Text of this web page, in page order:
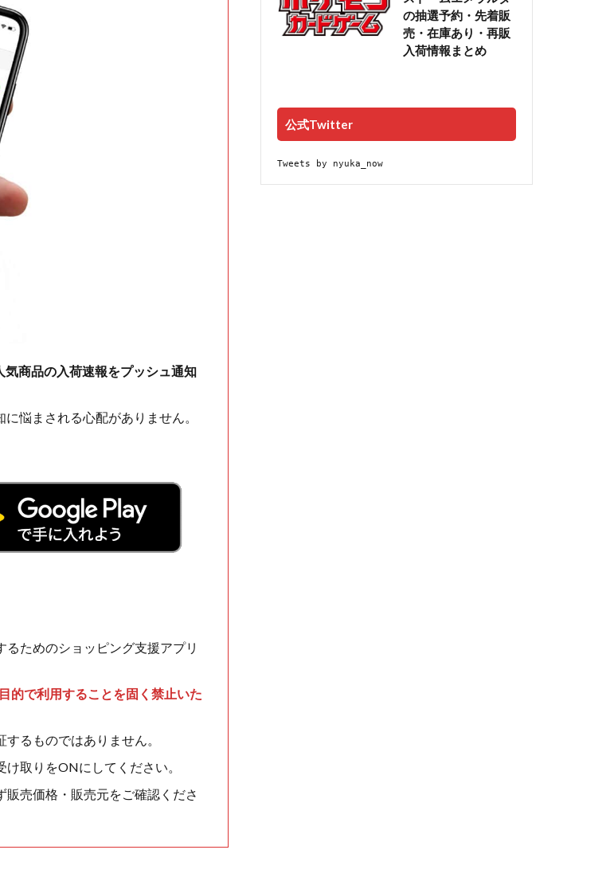
気商品の入荷速報をプッシュ通知
悩まされる心配がありません。
ためのショッピング支援アプリ
的で利用することを固く禁止いた
るものではありません。
取りをONにしてください。
売価格・販売元をご確認くださ
の抽選予約・先着販
売・在庫あり・再販
入荷情報まとめ
公式Twitter
Tweets by nyuka_now